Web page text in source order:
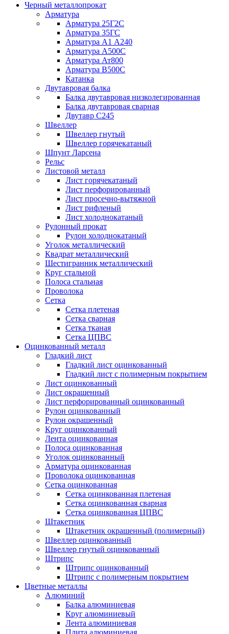
Черный металлопрокат
Арматура
Арматура 25Г2С
Арматура 35ГС
Арматура А1 А240
Арматура А500С
Арматура Ат800
Арматура В500С
Катанка
Двутавровая балка
Балка двутавровая низколегированная
Балка двутавровая сварная
Двутавр С245
Швеллер
Швеллер гнутый
Швеллер горячекатаный
Шпунт Ларсена
Рельс
Листовой металл
Лист горячекатаный
Лист перфорированный
Лист просечно-вытяжной
Лист рифленый
Лист холоднокатаный
Рулонный прокат
Рулон холоднокатаный
Уголок металлический
Квадрат металлический
Шестигранник металлический
Круг стальной
Полоса стальная
Проволока
Сетка
Сетка плетеная
Сетка сварная
Сетка тканая
Сетка ЦПВС
Оцинкованный металл
Гладкий лист
Гладкий лист оцинкованный
Гладкий лист с полимерным покрытием
Лист оцинкованный
Лист окрашенный
Лист перфорированный оцинкованный
Рулон оцинкованный
Рулон окрашенный
Круг оцинкованный
Лента оцинкованная
Полоса оцинкованная
Уголок оцинкованный
Арматура оцинкованная
Проволока оцинкованная
Сетка оцинкованная
Сетка оцинкованная плетеная
Сетка оцинкованная сварная
Сетка оцинкованная ЦПВС
Штакетник
Штакетник окрашенный (полимерный)
Швеллер оцинкованный
Швеллер гнутый оцинкованный
Штрипс
Штрипс оцинкованный
Штрипс с полимерным покрытием
Цветные металлы
Алюминий
Балка алюминиевая
Круг алюминиевый
Лента алюминиевая
Плита алюминиевая